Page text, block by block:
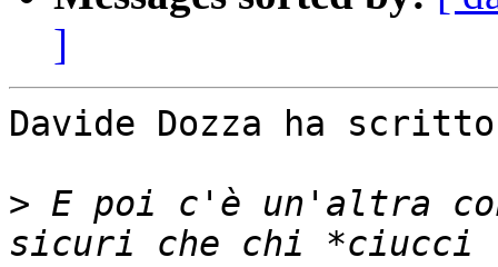
]
Davide Dozza ha
> E poi c'è un'altra